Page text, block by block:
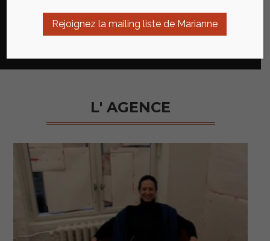
œuvres aux fins de collection.
L' AGENCE
Rejoignez la mailing liste de Marianne